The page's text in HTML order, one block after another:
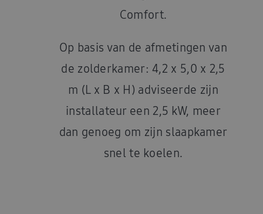
Comfort.
Op basis van de afmetingen van
de zolderkamer: 4,2 x 5,0 x 2,5
m (L x B x H) adviseerde zijn
installateur een 2,5 kW, meer
dan genoeg om zijn slaapkamer
snel te koelen.